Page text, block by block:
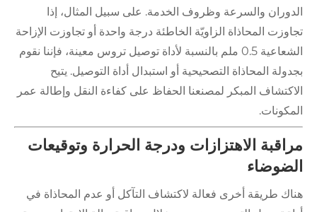
الدوران والسرعة وظروف الخدمة. على سبيل المثال، إذا
تجاوزت المحاذاة الزاويّة الخاطئة درجة واحدة أو تجاوزت الإزاحة
الشعاعية 0.5 ملم بالنسبة لأداة توصيل تروس معينة، فإننا نقوم
بجدولة المحاذاة التصحيحية أو استبدال أداة التوصيل. يتيح
الاكتشاف المبكر لمصنعنا الحفاظ على كفاءة النقل وإطالة عمر
المكونات.
مراقبة الاهتزازات ودرجة الحرارة وتوقيعات
الضوضاء
هناك طريقة أخرى فعالة لاكتشاف التآكل أو عدم المحاذاة في